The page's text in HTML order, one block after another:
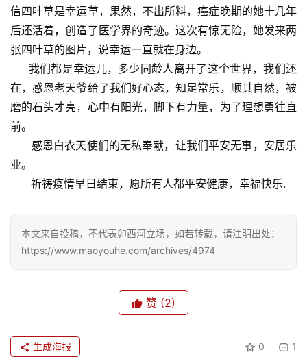
首
页
文
生
活
情
游
信四叶草是幸运草，果然，不出所料，癌症晚期的她十几年
后还活着，创造了医学界的奇迹。这次有惊无险，她发来两
张四叶草的图片，说幸运一直就在身边。
我们都是幸运儿，多少同龄人离开了这个世界，我们还
在，感恩老天爷给了我们好心态，知足常乐，顺其自然，被
磨的石头才亮，心中有阳光，脚下有力量，为了理想勇往直
前。
感恩白衣天使们的无私奉献，让我们平安无事，安居乐
业。
祈祷疫情早日结束，愿所有人都平安健康，幸福快乐.
本文来自投稿，不代表卯酉河立场，如若转载，请注明出处：
https://www.maoyouhe.com/archives/4974
赞 (2)
0 1
生成海报